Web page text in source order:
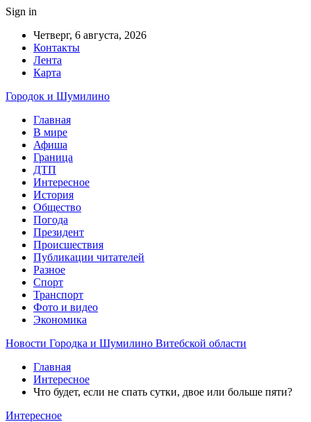
Sign in
Четверг, 6 августа, 2026
Контакты
Лента
Карта
Городок и Шумилино
Главная
В мире
Афиша
Граница
ДТП
Интересное
История
Общество
Погода
Президент
Происшествия
Публикации читателей
Разное
Спорт
Транспорт
Фото и видео
Экономика
Новости Городка и Шумилино Витебской области
Главная
Интересное
Что будет, если не спать сутки, двое или больше пяти?
Интересное